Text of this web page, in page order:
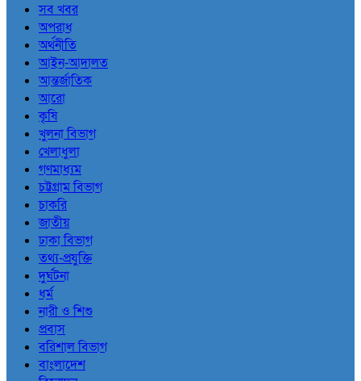
সব খবর
অপরাধ
অর্থনীতি
আইন-আদালত
আন্তর্জাতিক
আরো
কৃষি
খুলনা বিভাগ
খেলাধুলা
গণমাধ্যম
চট্টগ্রাম বিভাগ
চাকরি
জাতীয়
ঢাকা বিভাগ
তথ্য-প্রযুক্তি
দুর্ঘটনা
ধর্ম
নারী ও শিশু
প্রবাস
বরিশাল বিভাগ
বাংলাদেশ